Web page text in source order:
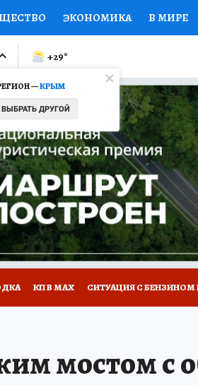
ЭКОНОМИКА В МИРЕ
МИР СЕМЬЯ
СЕРИАЛЫ СПЕЦПРОЕКТЫ
РАБОТА У НАС ГИД
—КРЫМ
ВЫБРАТЬ ДРУГОЙ
+29°
КП В МАХ СИТУАЦИЯ С БЕНЗИНОМ
мостом с